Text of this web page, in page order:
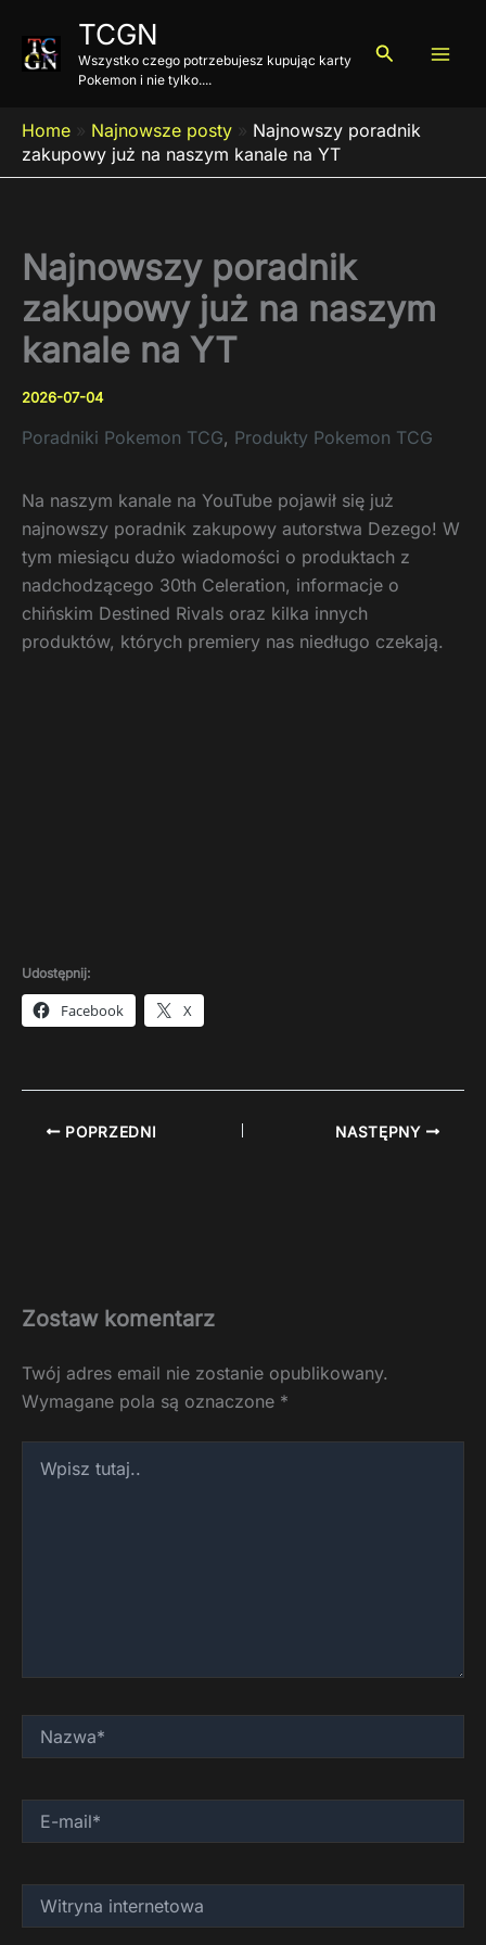
treści
TCGN
Wszystko czego potrzebujesz kupując karty
Pokemon i nie tylko....
Szukaj
Home » Najnowsze posty » Najnowszy poradnik
zakupowy już na naszym kanale na YT
Najnowszy poradnik
zakupowy już na naszym
kanale na YT
2026-07-04
Poradniki Pokemon TCG, Produkty Pokemon TCG
Na naszym kanale na YouTube pojawił się już
najnowszy poradnik zakupowy autorstwa Dezego! W
tym miesiącu dużo wiadomości o produktach z
nadchodzącego 30th Celeration, informacje o
chińskim Destined Rivals oraz kilka innych
produktów, których premiery nas niedługo czekają.
Udostępnij:
Facebook X
POPRZEDNI NASTĘPNY
Zostaw komentarz
Twój adres email nie zostanie opublikowany.
Wymagane pola są oznaczone *
tutaj..
mail*
internetowa